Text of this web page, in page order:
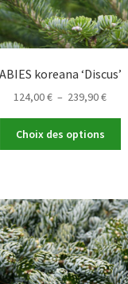
ABIES koreana ‘Discus’
124,00€ – 239,90€Plage
Choix des options